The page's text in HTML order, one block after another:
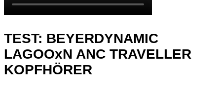
TEST: BEYERDYNAMIC
LAGOOxN ANC TRAVELLER
KOPFHÖRER